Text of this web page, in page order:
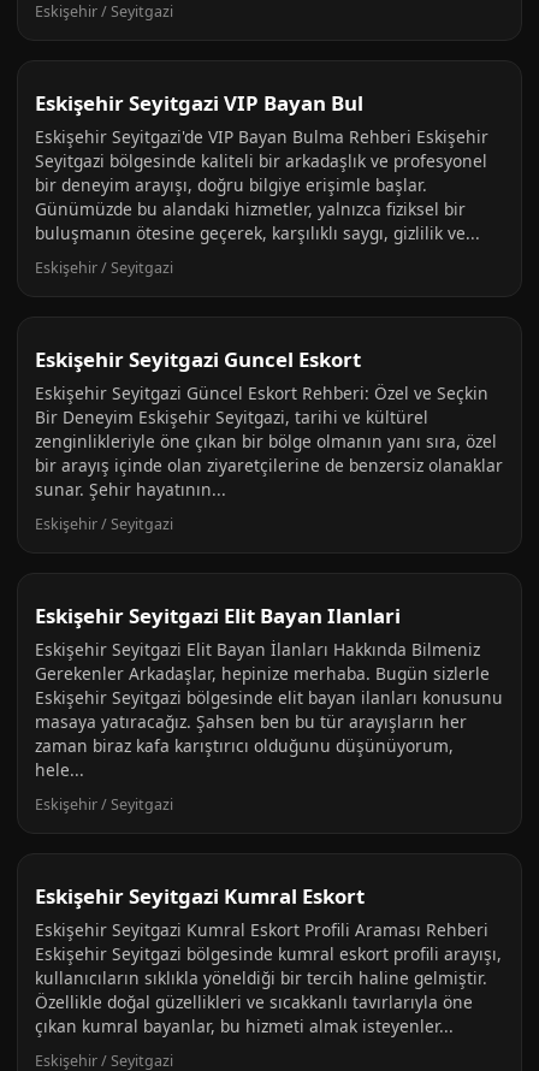
Eskişehir / Seyitgazi
Eskişehir Seyitgazi VIP Bayan Bul
Eskişehir Seyitgazi'de VIP Bayan Bulma Rehberi Eskişehir
Seyitgazi bölgesinde kaliteli bir arkadaşlık ve profesyonel
bir deneyim arayışı, doğru bilgiye erişimle başlar.
Günümüzde bu alandaki hizmetler, yalnızca fiziksel bir
buluşmanın ötesine geçerek, karşılıklı saygı, gizlilik ve...
Eskişehir / Seyitgazi
Eskişehir Seyitgazi Guncel Eskort
Eskişehir Seyitgazi Güncel Eskort Rehberi: Özel ve Seçkin
Bir Deneyim Eskişehir Seyitgazi, tarihi ve kültürel
zenginlikleriyle öne çıkan bir bölge olmanın yanı sıra, özel
bir arayış içinde olan ziyaretçilerine de benzersiz olanaklar
sunar. Şehir hayatının...
Eskişehir / Seyitgazi
Eskişehir Seyitgazi Elit Bayan Ilanlari
Eskişehir Seyitgazi Elit Bayan İlanları Hakkında Bilmeniz
Gerekenler Arkadaşlar, hepinize merhaba. Bugün sizlerle
Eskişehir Seyitgazi bölgesinde elit bayan ilanları konusunu
masaya yatıracağız. Şahsen ben bu tür arayışların her
zaman biraz kafa karıştırıcı olduğunu düşünüyorum,
hele...
Eskişehir / Seyitgazi
Eskişehir Seyitgazi Kumral Eskort
Eskişehir Seyitgazi Kumral Eskort Profili Araması Rehberi
Eskişehir Seyitgazi bölgesinde kumral eskort profili arayışı,
kullanıcıların sıklıkla yöneldiği bir tercih haline gelmiştir.
Özellikle doğal güzellikleri ve sıcakkanlı tavırlarıyla öne
çıkan kumral bayanlar, bu hizmeti almak isteyenler...
Eskişehir / Seyitgazi